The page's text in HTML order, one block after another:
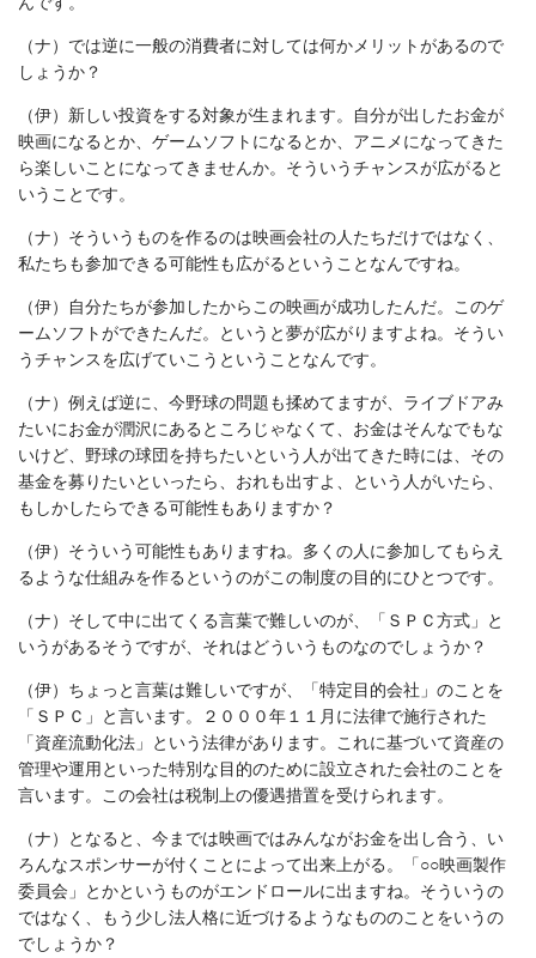
（ナ）では逆に一般の消費者に対しては何かメリットがあるので
しょうか？
（伊）新しい投資をする対象が生まれます。自分が出したお金が
映画になるとか、ゲームソフトになるとか、アニメになってきた
ら楽しいことになってきませんか。そういうチャンスが広がると
いうことです。
（ナ）そういうものを作るのは映画会社の人たちだけではなく、
私たちも参加できる可能性も広がるということなんですね。
（伊）自分たちが参加したからこの映画が成功したんだ。このゲ
ームソフトができたんだ。というと夢が広がりますよね。そうい
うチャンスを広げていこうということなんです。
（ナ）例えば逆に、今野球の問題も揉めてますが、ライブドアみ
たいにお金が潤沢にあるところじゃなくて、お金はそんなでもな
いけど、野球の球団を持ちたいという人が出てきた時には、その
基金を募りたいといったら、おれも出すよ、という人がいたら、
もしかしたらできる可能性もありますか？
（伊）そういう可能性もありますね。多くの人に参加してもらえ
るような仕組みを作るというのがこの制度の目的にひとつです。
（ナ）そして中に出てくる言葉で難しいのが、「ＳＰＣ方式」と
いうがあるそうですが、それはどういうものなのでしょうか？
（伊）ちょっと言葉は難しいですが、「特定目的会社」のことを
「ＳＰＣ」と言います。２０００年１１月に法律で施行された
「資産流動化法」という法律があります。これに基づいて資産の
管理や運用といった特別な目的のために設立された会社のことを
言います。この会社は税制上の優遇措置を受けられます。
（ナ）となると、今までは映画ではみんながお金を出し合う、い
ろんなスポンサーが付くことによって出来上がる。「○○映画製作
委員会」とかというものがエンドロールに出ますね。そういうの
ではなく、もう少し法人格に近づけるようなもののことをいうの
でしょうか？